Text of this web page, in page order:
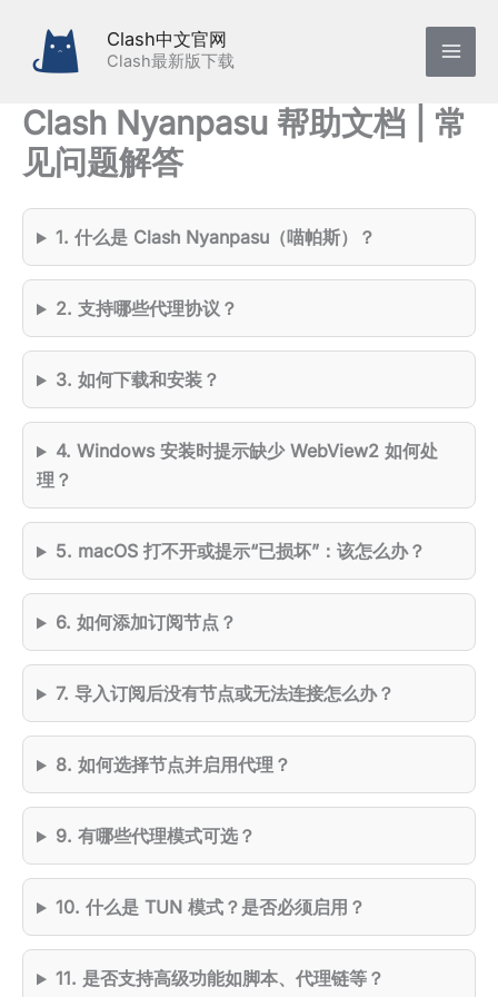
Clash中文官网
Clash最新版下载
Clash Nyanpasu 帮助文档 | 常
见问题解答
1. 什么是 Clash Nyanpasu（喵帕斯）？
2. 支持哪些代理协议？
3. 如何下载和安装？
4. Windows 安装时提示缺少 WebView2 如何处
理？
5. macOS 打不开或提示“已损坏”：该怎么办？
6. 如何添加订阅节点？
7. 导入订阅后没有节点或无法连接怎么办？
8. 如何选择节点并启用代理？
9. 有哪些代理模式可选？
10. 什么是 TUN 模式？是否必须启用？
11. 是否支持高级功能如脚本、代理链等？